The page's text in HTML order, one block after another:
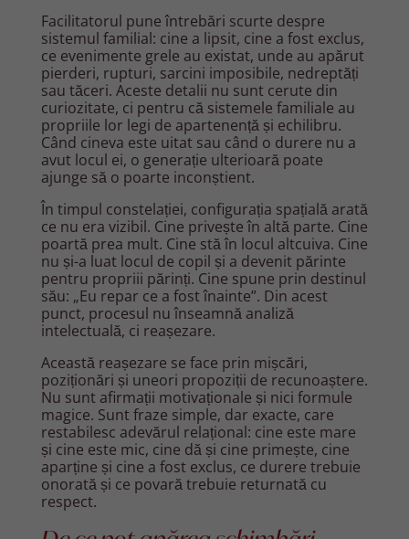
Facilitatorul pune întrebări scurte despre
sistemul familial: cine a lipsit, cine a fost exclus,
ce evenimente grele au existat, unde au apărut
pierderi, rupturi, sarcini imposibile, nedreptăți
sau tăceri. Aceste detalii nu sunt cerute din
curiozitate, ci pentru că sistemele familiale au
propriile lor legi de apartenență și echilibru.
Când cineva este uitat sau când o durere nu a
avut locul ei, o generație ulterioară poate
ajunge să o poarte inconștient.
În timpul constelației, configurația spațială arată
ce nu era vizibil. Cine privește în altă parte. Cine
poartă prea mult. Cine stă în locul altcuiva. Cine
nu și-a luat locul de copil și a devenit părinte
pentru propriii părinți. Cine spune prin destinul
său: „Eu repar ce a fost înainte”. Din acest
punct, procesul nu înseamnă analiză
intelectuală, ci reașezare.
Această reașezare se face prin mișcări,
poziționări și uneori propoziții de recunoaștere.
Nu sunt afirmații motivaționale și nici formule
magice. Sunt fraze simple, dar exacte, care
restabilesc adevărul relațional: cine este mare
și cine este mic, cine dă și cine primește, cine
aparține și cine a fost exclus, ce durere trebuie
onorată și ce povară trebuie returnată cu
respect.